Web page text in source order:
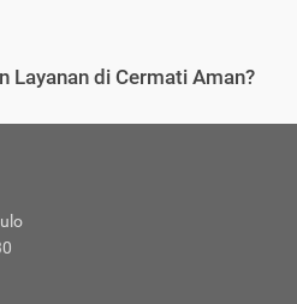
Layanan di Cermati Aman?